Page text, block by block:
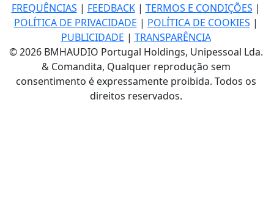
FREQUÊNCIAS | FEEDBACK| TERMOS E CONDIÇÕES |
POLÍTICA DE PRIVACIDADE | POLÍTICA DE COOKIES |
PUBLICIDADE | TRANSPARÊNCIA
© 2026 BMHAUDIO Portugal Holdings, Unipessoal Lda.
& Comandita, Qualquer reprodução sem
consentimento é expressamente proibida. Todos os
direitos reservados.